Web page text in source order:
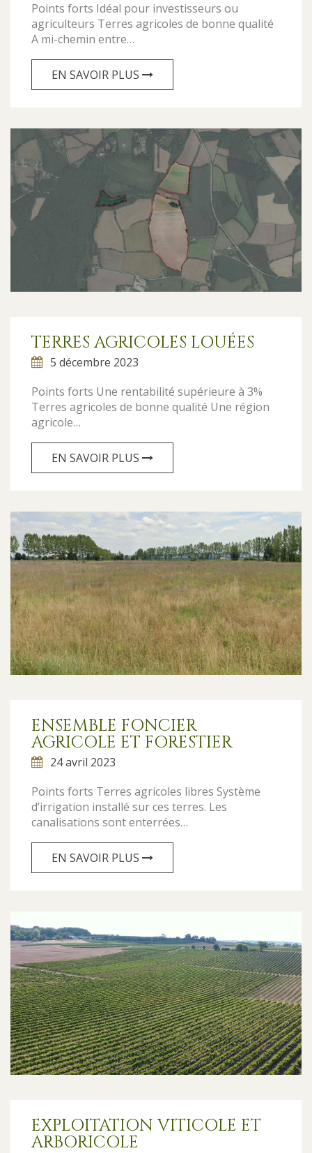
Points forts Idéal pour investisseurs ou
agriculteurs Terres agricoles de bonne qualité
A mi-chemin entre…
EN SAVOIR PLUS
TERRES AGRICOLES LOUÉES
5 décembre 2023
Points forts Une rentabilité supérieure à 3%
Terres agricoles de bonne qualité Une région
agricole…
EN SAVOIR PLUS
ENSEMBLE FONCIER
AGRICOLE ET FORESTIER
24 avril 2023
Points forts Terres agricoles libres Système
d’irrigation installé sur ces terres. Les
canalisations sont enterrées…
EN SAVOIR PLUS
EXPLOITATION VITICOLE ET
ARBORICOLE